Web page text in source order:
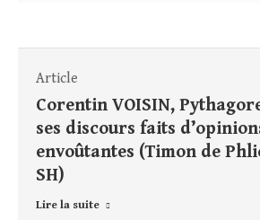
Article
Corentin VOISIN,
ses discours faits
envoûtantes (Timon de
SH)
Lire la suite